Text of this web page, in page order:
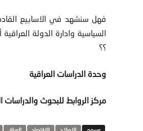
فهل سنشهد في الاسابيع
السياسية وادارة الدولة
؟؟
وحدة الدراسات العراقية
مركز الروابط للبحوث والدراسات